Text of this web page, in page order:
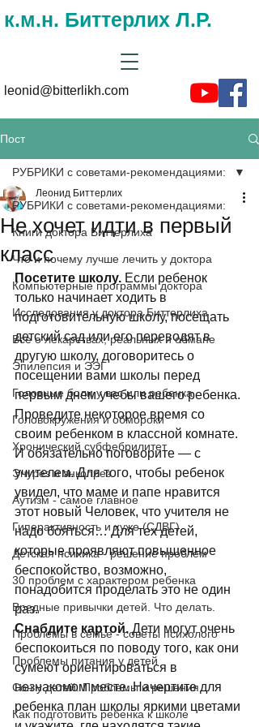
к.м.н. Биттерлих Л.Р.
leonid@bitterlikh.com
Пост
РУБРИКИ с советами-рекомендациями:
Книги доктора Биттерлиха
Что и почему лучше лечить у доктора
Компьютерные программы доктора
Исследования у доктора Биттерлиха
Все о лекарствах, реальных и обмане
Эпилепсия и ЭЭГ
Головные боли у вас или ребенка
Головокружения и обмороки
Хронический субфебрилитет
Энурез и энкопрез
Аутизм - самое главное
Гиперактивность и хуже (СДВГ)
Детская психика - решение проблем
30 проблем с характером ребенка
Вредные привычки детей. Что делать.
Проблемы в семье - советы психолого
Проблемы питания у детей
Сон у детей. Проблемы и решения
Как подготовить ребенка к школе
РУБРИКИ с советами-рекомендациями:
Не хочет идти в первый
класс
Леонид Биттерлих
Посетите школу. Если ребенок
только начинает ходить в
подготовительную школу, посещать
детский сад или его переводят в
другую школу, договоритесь о
посещении вами школы перед
первым днем учебы вашего ребенка.
Проведите некоторое время со
своим ребенком в классной комнате.
И обязательно поговорите — с
учителем. Для того, чтобы ребенок
увидел, что маме и папе нравится
этот новый Человек, что учителя не
надо бояться… Для тех детей,
которые проявляют повышенное
беспокойство, возможно,
понадобится проделать это не один
раз.
Снабдите картой. Дети могут очень
беспокоиться по поводу того, как они
сумеют ориентироваться в
незнакомом месте. Начертите для
ребенка план школы яркими цветами